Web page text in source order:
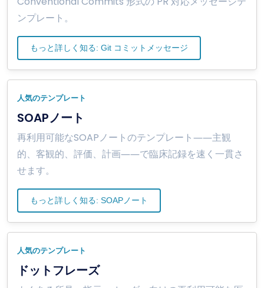
ンプレート。
もっと詳しく知る: Git コミットメッセージ
人気のテンプレート
SOAPノート
再利用可能なSOAPノートのテンプレート――主観
的、客観的、評価、計画――で臨床記録を速く一貫さ
せます。
もっと詳しく知る: SOAPノート
人気のテンプレート
ドットフレーズ